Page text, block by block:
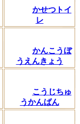
かせつトイ
レ
かんこうぼ
うえんきょう
こうじちゅ
うかんばん